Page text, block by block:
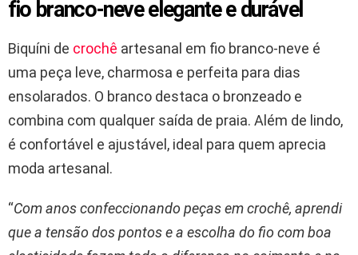
fio branco-neve elegante e durável
Biquíni de crochê artesanal em fio branco-neve é
uma peça leve, charmosa e perfeita para dias
ensolarados. O branco destaca o bronzeado e
combina com qualquer saída de praia. Além de lindo,
é confortável e ajustável, ideal para quem aprecia
moda artesanal.
“Com anos confeccionando peças em crochê, aprendi
que a tensão dos pontos e a escolha do fio com boa